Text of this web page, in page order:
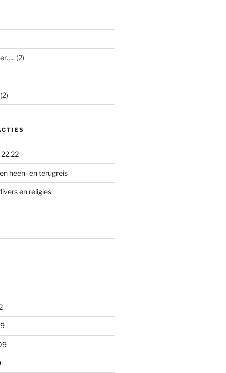
(2)
22.22
heen- en terugreis
en religies